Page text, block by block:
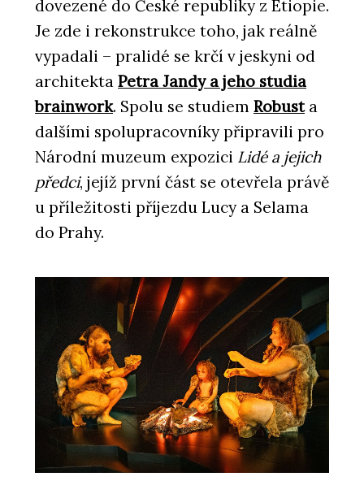
dovezené do České republiky z Etiopie.
Je zde i rekonstrukce toho, jak reálně
vypadali – pralidé se krčí v jeskyni od
architekta Petra Jandy a jeho studia
brainwork. Spolu se studiem Robusta
dalšími spolupracovníky připravili pro
Národní muzeum expozici Lidé a jejich
předci, jejíž první část se otevřela právě
u příležitosti příjezdu Lucy a Selama
do Prahy.